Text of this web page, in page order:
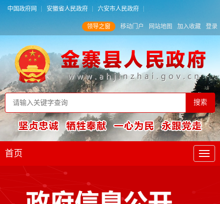
中国政府网 安徽省人民政府 六安市人民政府
领导之窗 移动门户 网站地图 加入收藏 登录
首页